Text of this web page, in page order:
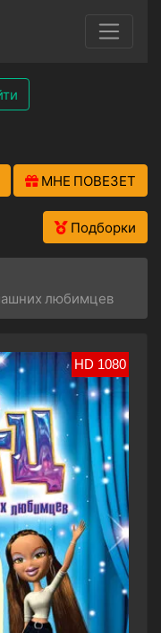
МНЕ ПОВЕЗЕТ
Подборки
любимцев
HD 1080